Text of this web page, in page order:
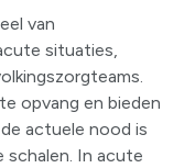
van
situaties,
opvang en bieden
actuele nood is
schalen. In acute